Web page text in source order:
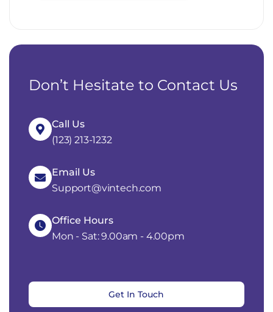
Don’t Hesitate to Contact Us
Call Us
(123) 213-1232
Email Us
Support@vintech.com
Office Hours
Mon - Sat: 9.00am - 4.00pm